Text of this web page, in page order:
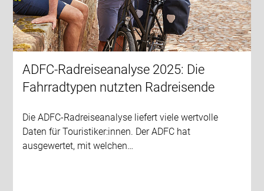
ADFC-Radreiseanalyse 2025: Die
Fahrradtypen nutzten Radreisende
Die ADFC-Radreiseanalyse liefert viele wertvolle
Daten für Touristiker:innen. Der ADFC hat
ausgewertet, mit welchen…